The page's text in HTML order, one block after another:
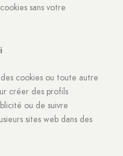
sans votre
cookies ou toute autre
créer des profils
ou de suivre
sites web dans des